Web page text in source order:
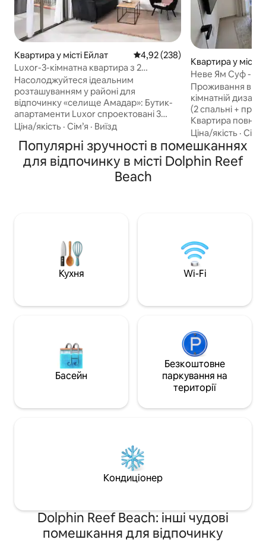
Квартира у місті Ейлат Середня оцінка: 4,92 з 5,
4,92 (238)
Luxor-3-кімнатна квартира з 2
балконами в 5 хвилинах від пляжу
Насолоджуйтеся ідеальним
розташуванням у районі для
відпочинку «селище Амадар»: Бутик-
апартаменти Luxor спроектовані 3
кімнати за 75 метрів з приватною
апартаментами,безпечною кімнатою
(прихистком), просторою вітальнею та
повністю обладнаною кухнею. 5
хвилин ходьби від пляжу в Ейлаті та від
сонячні балкони з видом на море. 2
ванні кімнати з туалетом (головний
апартамент) Розташований у
красивому і затишному районі з
зручності для ідеального відпочинку в
Ціна/якість · Сім’я · Виїзд
Квартира у місті
Неве Ям Суф -
преміум-класу в
Проживання
кімнатній
(2 спальні +
Квартира
власна сонячна
краєвидом на
гості мають
тренажерний
свій спортивний
відпустці. Квартира розташована в
чудовому місці в
центрів Ейлата,
Ціна/якість ·Сім’я
Популярні зручності в помешканнях
для відпочинку в місті Dolphin Reef
Beach
Кухня Wi-Fi
Басейн
Безкоштовне
паркування на
території
Кондиціонер
Dolphin Reef Beach: інші чудові
помешкання для відпочинку